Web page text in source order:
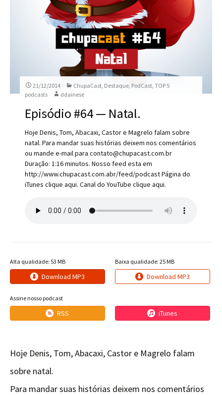
21/12/2014 ChupaCast, Destaque, PodCast,TOP 5
podcasts
ddainese
Episódio #64 — Natal.
Hoje Denis, Tom, Abacaxi, Castor e Magrelo falam sobre
natal. Para mandar suas histórias deixem nos comentários
ou mande e-mail para contato@chupacast.com.br
Duração: 1:16 minutos. Nosso feed esta em
http://www.chupacast.com.abr/feed/podcast Página do
iTunes clique aqui. Canal do YouTube clique aqui.
Alta qualidade: 53 MB
Download MP3
Baixa qualidade: 25 MB
Download MP3
Assine nosso podcast
RSS iTunes
Hoje Denis, Tom, Abacaxi, Castor e Magrelo falam
sobre natal.
Para mandar suas histórias deixem nos comentários